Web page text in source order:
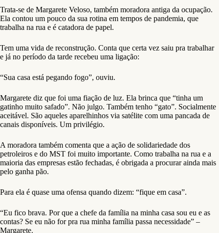
Trata-se de Margarete Veloso, também moradora antiga da ocupação.
Ela contou um pouco da sua rotina em tempos de pandemia, que
trabalha na rua e é catadora de papel.
Tem uma vida de reconstrução. Conta que certa vez saiu pra trabalhar
e já no período da tarde recebeu uma ligação:
“Sua casa está pegando fogo”, ouviu.
Margarete diz que foi uma fiação de luz. Ela brinca que “tinha um
gatinho muito safado”. Não julgo. Também tenho “gato”. Socialmente
aceitável. São aqueles aparelhinhos via satélite com uma pancada de
canais disponíveis. Um privilégio.
A moradora também comenta que a ação de solidariedade dos
petroleiros e do MST foi muito importante. Como trabalha na rua e a
maioria das empresas estão fechadas, é obrigada a procurar ainda mais
pelo ganha pão.
Para ela é quase uma ofensa quando dizem: “fique em casa”.
“Eu fico brava. Por que a chefe da família na minha casa sou eu e as
contas? Se eu não for pra rua minha família passa necessidade” –
Margarete.